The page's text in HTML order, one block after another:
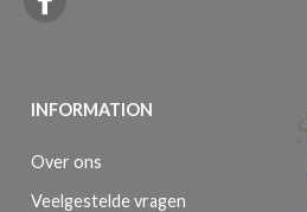
INFORMATION
Over ons
Veelgestelde vragen